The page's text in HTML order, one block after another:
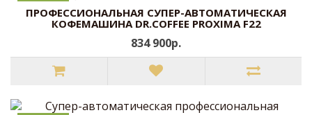
ПРОФЕССИОНАЛЬНАЯ СУПЕР-АВТОМАТИЧЕСКАЯ
КОФЕМАШИНА DR.COFFEE PROXIMA F22
834 900р.